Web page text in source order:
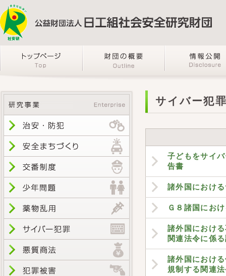
サイバー犯
子どもをサイ
告書
諸外国におけ
Ｇ８諸国にお
諸外国におけ
関連法令に係
諸外国におけ
規制する関連